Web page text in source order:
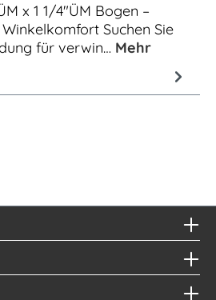
x 1 1/4"ÜM Bogen –
Suchen Sie
für verwin… Mehr